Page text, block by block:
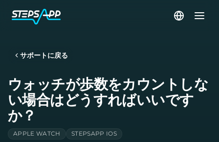
サポートに戻る
ウォッチが歩数をカウントしな
い場合はどうすればいいです
か？
APPLE WATCH STEPSAPP IOS